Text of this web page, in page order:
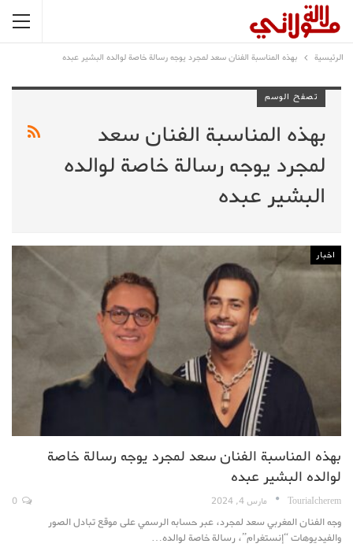
الرئيسية بهذه المناسبة الفنان سعد لمجرد يوجه رسالة خاصة لوالده البشير عبده
تصفح الوسم
بهذه المناسبة الفنان سعد
لمجرد يوجه رسالة خاصة لوالده
البشير عبده
اخبار
بهذه المناسبة الفنان سعد لمجرد يوجه رسالة خاصة
لوالده البشير عبده
TouriaIcherem مارس 4, 2024
وجه الفنان المغربي سعد لمجرد، عبر حسابه الرسمي على موقع تبادل الصور
والفيديوهات “إنستغرام”، رسالة خاصة لوالده…